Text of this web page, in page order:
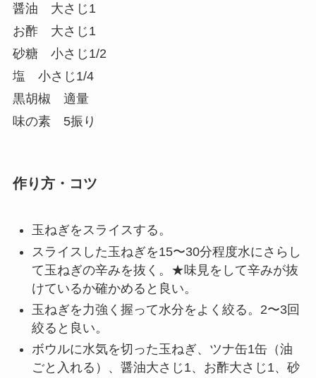
醤油 大さじ1
お酢 大さじ1
砂糖 小さじ1/2
塩 小さじ1/4
黒胡椒 適量
味の素 5振り
作り方・コツ
玉ねぎをスライスする。
スライスした玉ねぎを15〜30分程度水にさらし
て玉ねぎの辛みを抜く。★味見をして辛みが抜
けているか確かめると良い。
玉ねぎを力強く握って水分をよく絞る。2〜3回
絞ると良い。
ボウルに水気を切った玉ねぎ、ツナ缶1缶（油
ごと入れる）、醤油大さじ1、お酢大さじ1、砂